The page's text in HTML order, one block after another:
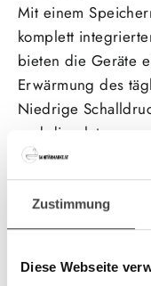
Zustimmung
Diese Webseite
Mit einem
komplett
bieten die Geräte
Erwärmung des
Niedrige
und die
vielfältigen Einsatz
Der emaillierte
regelmäßige